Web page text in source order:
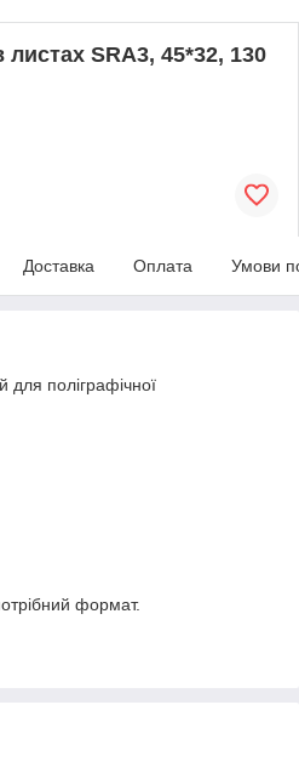
SRA3, 45*32, 130
Доставка Оплата Умови
для поліграфічної
формат.